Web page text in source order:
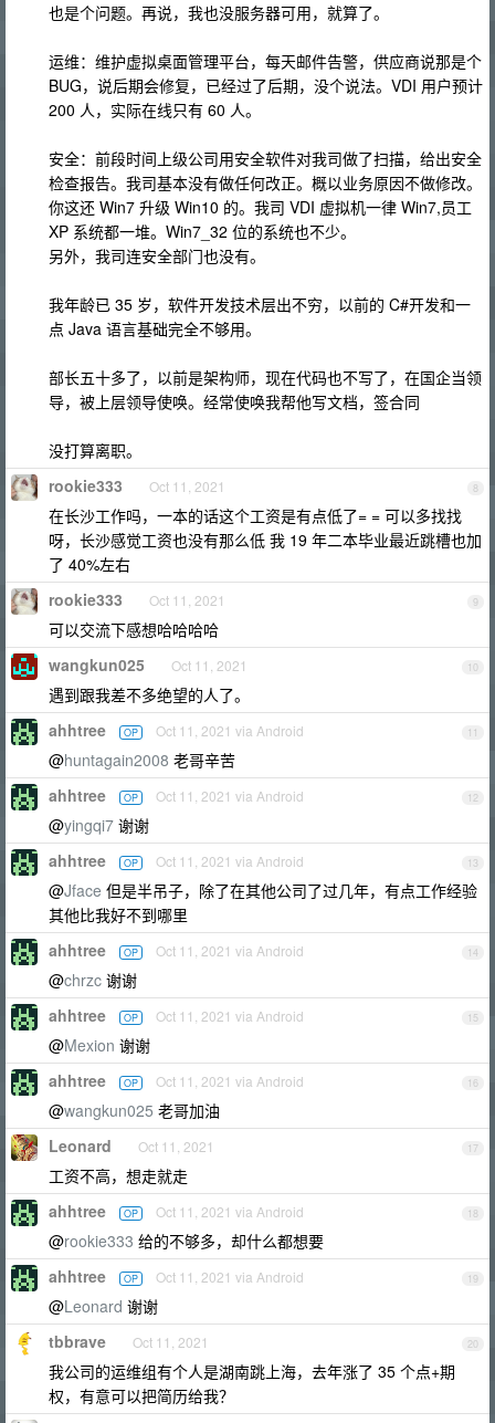
也是个问题。再说，我也没服务器可用，就算了。
运维：维护虚拟桌面管理平台，每天邮件告警，供应商说那是个
BUG，说后期会修复，已经过了后期，没个说法。VDI 用户预计
200 人，实际在线只有 60 人。
安全：前段时间上级公司用安全软件对我司做了扫描，给出安全
检查报告。我司基本没有做任何改正。概以业务原因不做修改。
你这还 Win7 升级 Win10 的。我司 VDI 虚拟机一律 Win7,员工
XP 系统都一堆。Win7_32 位的系统也不少。
另外，我司连安全部门也没有。
我年龄已 35 岁，软件开发技术层出不穷，以前的 C#开发和一
点 Java 语言基础完全不够用。
部长五十多了，以前是架构师，现在代码也不写了，在国企当领
导，被上层领导使唤。经常使唤我帮他写文档，签合同
没打算离职。
8
rookie333 Oct 11, 2021
在长沙工作吗，一本的话这个工资是有点低了= = 可以多找找
呀，长沙感觉工资也没有那么低 我 19 年二本毕业最近跳槽也加
了 40%左右
9
rookie333 Oct 11, 2021
可以交流下感想哈哈哈哈
10
wangkun025 Oct 11, 2021
遇到跟我差不多绝望的人了。
11
ahhtree OP Oct 11, 2021 via Android
@huntagain2008 老哥辛苦
12
ahhtree OP Oct 11, 2021 via Android
@yingqi7 谢谢
13
ahhtree OP Oct 11, 2021 via Android
@Jface 但是半吊子，除了在其他公司了过几年，有点工作经验
其他比我好不到哪里
14
ahhtree OP Oct 11, 2021 via Android
@chrzc 谢谢
15
ahhtree OP Oct 11, 2021 via Android
@Mexion 谢谢
16
ahhtree OP Oct 11, 2021 via Android
@wangkun025 老哥加油
17
Leonard Oct 11, 2021
工资不高，想走就走
18
ahhtree OP Oct 11, 2021 via Android
@rookie333 给的不够多，却什么都想要
19
ahhtree OP Oct 11, 2021 via Android
@Leonard 谢谢
20
tbbrave Oct 11, 2021
我公司的运维组有个人是湖南跳上海，去年涨了 35 个点+期
权，有意可以把简历给我？